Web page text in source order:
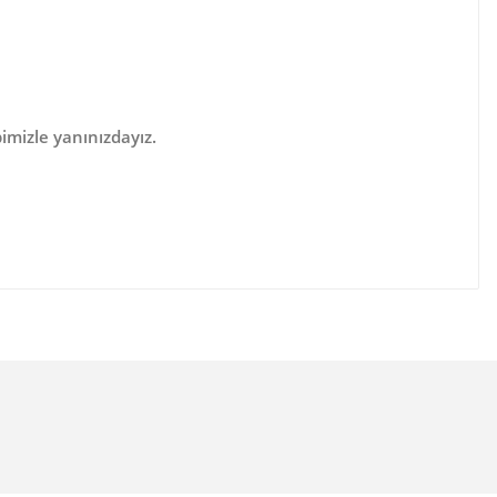
yanınızdayız.